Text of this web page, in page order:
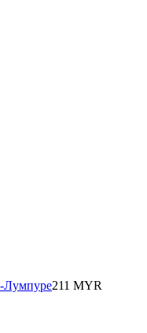
Лумпуре211 MYR